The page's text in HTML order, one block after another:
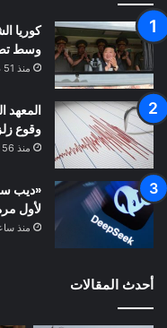
كوريا
وسط
منذ 51 دقيقة
المعهد
وقوع
منذ 56 دقيقة
«ديب
لأول
منذ
أحدث المقالات